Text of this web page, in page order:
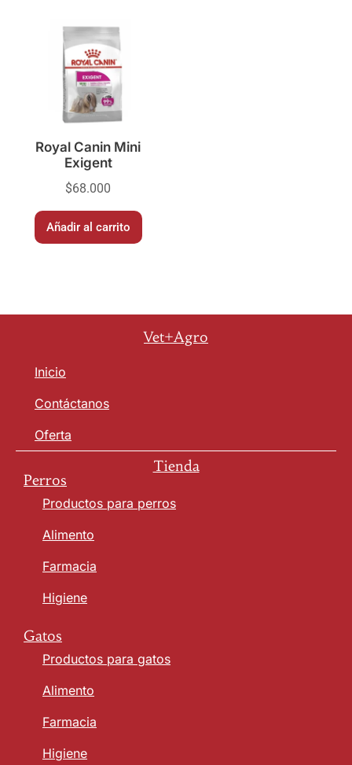
Royal Canin Mini
Exigent
$68.000
Añadir al carrito
Vet+Agro
Inicio
Contáctanos
Oferta
Tienda
Perros
Productos para perros
Alimento
Farmacia
Higiene
Gatos
Productos para gatos
Alimento
Farmacia
Higiene